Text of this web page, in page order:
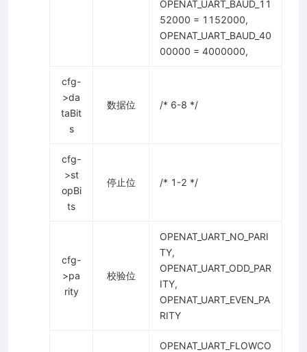
OPENAT_UART_BAUD_11
52000 = 1152000,
OPENAT_UART_BAUD_40
00000 = 4000000,
cfg-
>da
taBit
s
数据位 /* 6-8 */
cfg-
>st
opBi
ts
停止位 /* 1-2 */
cfg-
>pa
rity
校验位
OPENAT_UART_NO_PARI
TY,
OPENAT_UART_ODD_PAR
ITY,
OPENAT_UART_EVEN_PA
RITY
OPENAT_UART_FLOWCO